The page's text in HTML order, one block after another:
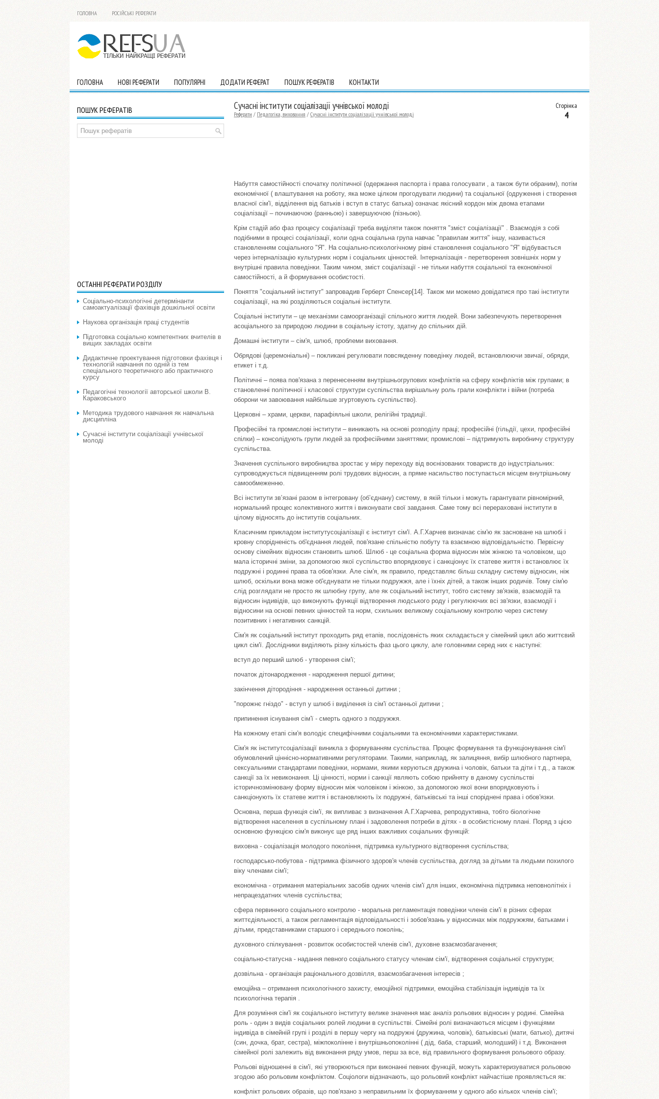
ГОЛОВНА РОСІЙСЬКІ РЕФЕРАТИ
ГОЛОВНА НОВІ РЕФЕРАТИ ПОПУЛЯРНІ ДОДАТИ РЕФЕРАТ ПОШУК РЕФЕРАТІВ КОНТАКТИ
Сторінка
4
Сучасні інститути соціалізації учнівської молоді
Реферати / Педагогіка, виховання / Сучасні інститути соціалізації учнівської молоді
Набуття самостійності спочатку політичної (одержання паспорта і права голосувати , а також бути обраним), потім
економічної ( влаштування на роботу, яка може цілком прогодувати людини) та соціальної (одруження і створення
власної сім'ї, відділення від батьків і вступ в статус батька) означає якісний кордон між двома етапами
соціалізації – починаючою (ранньою) і завершуючою (пізньою).
Крім стадій або фаз процесу соціалізації треба виділяти також поняття "зміст соціалізації" . Взаємодія з собі
подібними в процесі соціалізації, коли одна соціальна група навчає "правилам життя" іншу, називається
становленням соціального "Я". На соціально-психологічному рівні становлення соціального "Я" відбувається
через інтерналізацію культурних норм і соціальних цінностей. Інтерналізація - перетворення зовнішніх норм у
внутрішні правила поведінки. Таким чином, зміст соціалізації - не тільки набуття соціальної та економічної
самостійності, а й формування особистості.
Поняття "соціальний інститут" запровадив Герберт Спенсер[14]. Також ми можемо довідатися про такі інститути
соціалізації, на які розділяються соціальні інститути.
Соціальні інститути – це механізми самоорганізації спільного життя людей. Вони забезпечують перетворення
асоціального за природою людини в соціальну істоту, здатну до спільних дій.
Домашні інститути – сім'я, шлюб, проблеми виховання.
Обрядові (церемоніальні) – покликані регулювати повсякденну поведінку людей, встановлюючи звичаї, обряди,
етикет і т.д.
Політичні – поява пов'язана з перенесенням внутрішньогрупових конфліктів на сферу конфліктів між групами; в
становленні політичної і класової структури суспільства вирішальну роль грали конфлікти і війни (потреба
оборони чи завоювання найбільше згуртовують суспільство).
Церковні – храми, церкви, парафіяльні школи, релігійні традиції.
Професійні та промислові інститути – виникають на основі розподілу праці; професійні (гільдії, цехи, професійні
спілки) – консолідують групи людей за професійними заняттями; промислові – підтримують виробничу структуру
суспільства.
Значення суспільного виробництва зростає у міру переходу від воєнізованих товариств до індустріальних:
супроводжується підвищенням ролі трудових відносин, а пряме насильство поступається місцем внутрішньому
самообмеженню.
Всі інститути зв’язані разом в інтегровану (об’єднану) систему, в якій тільки і можуть гарантувати рівномірний,
нормальний процес колективного життя і виконувати свої завдання. Саме тому всі перераховані інститути в
цілому відносять до інститутів соціальних.
Класичним прикладом інститутусоціалізації є інститут сім'ї. А.Г.Харчев визначає сім'ю як засноване на шлюбі і
кровну спорідненість об'єднання людей, пов'язане спільністю побуту та взаємною відповідальністю. Первісну
основу сімейних відносин становить шлюб. Шлюб - це соціальна форма відносин між жінкою та чоловіком, що
мала історичні зміни, за допомогою якої суспільство впорядковує і санкціонує їх статеве життя і встановлює їх
подружні і родинні права та обов'язки. Але сім'я, як правило, представляє більш складну систему відносин, ніж
шлюб, оскільки вона може об'єднувати не тільки подружжя, але і їхніх дітей, а також інших родичів. Тому сім'ю
слід розглядати не просто як шлюбну групу, але як соціальний інститут, тобто систему зв'язків, взаємодій та
відносин індивідів, що виконують функції відтворення людського роду і регулюючих всі зв'язки, взаємодії і
відносини на основі певних цінностей та норм, схильних великому соціальному контролю через систему
позитивних і негативних санкцій.
Сім'я як соціальний інститут проходить ряд етапів, послідовність яких складається у сімейний цикл або життєвий
цикл сім'ї. Дослідники виділяють різну кількість фаз цього циклу, але головними серед них є наступні:
вступ до перший шлюб - утворення сім'ї;
початок дітонародження - народження першої дитини;
закінчення дітородіння - народження останньої дитини ;
"порожнє гніздо" - вступ у шлюб і виділення із сім'ї останньої дитини ;
припинення існування сім'ї - смерть одного з подружжя.
На кожному етапі сім'я володіє специфічними соціальними та економічними характеристиками.
Сім'я як інститутсоціалізації виникла з формуванням суспільства. Процес формування та функціонування сім'ї
обумовлений ціннісно-нормативними регуляторами. Такими, наприклад, як залицяння, вибір шлюбного партнера,
сексуальними стандартами поведінки, нормами, якими керуються дружина і чоловік, батьки та діти і т.д., а також
санкції за їх невиконання. Ці цінності, норми і санкції являють собою прийняту в даному суспільстві
історичнозмінювану форму відносин між чоловіком і жінкою, за допомогою якої вони впорядковують і
санкціонують їх статеве життя і встановлюють їх подружні, батьківські та інші споріднені права і обов'язки.
Основна, перша функція сім'ї, як випливає з визначення А.Г.Харчева, репродуктивна, тобто біологічне
відтворення населення в суспільному плані і задоволення потреби в дітях - в особистісному плані. Поряд з цією
основною функцією сім'я виконує ще ряд інших важливих соціальних функцій:
виховна - соціалізація молодого покоління, підтримка культурного відтворення суспільства;
господарсько-побутова - підтримка фізичного здоров'я членів суспільства, догляд за дітьми та людьми похилого
віку членами сім'ї;
економічна - отримання матеріальних засобів одних членів сім'ї для інших, економічна підтримка неповнолітніх і
непрацездатних членів суспільства;
сфера первинного соціального контролю - моральна регламентація поведінки членів сім'ї в різних сферах
життєдіяльності, а також регламентація відповідальності і зобов'язань у відносинах між подружжям, батьками і
дітьми, представниками старшого і середнього поколінь;
духовного спілкування - розвиток особистостей членів сім'ї, духовне взаємозбагачення;
соціально-статусна - надання певного соціального статусу членам сім'ї, відтворення соціальної структури;
дозвільна - організація раціонального дозвілля, взаємозбагачення інтересів ;
емоційна – отримання психологічного захисту, емоційної підтримки, емоційна стабілізація індивідів та їх
психологічна терапія .
Для розуміння сім'ї як соціального інституту велике значення має аналіз рольових відносин у родині. Сімейна
роль - один з видів соціальних ролей людини в суспільстві. Сімейні ролі визначаються місцем і функціями
індивіда в сімейній групі і розділі в першу чергу на подружні (дружина, чоловік), батьківські (мати, батько), дитячі
(син, дочка, брат, сестра), міжпоколінне і внутрішньопоколінні ( дід, баба, старший, молодший) і т.д. Виконання
сімейної ролі залежить від виконання ряду умов, перш за все, від правильного формування рольового образу.
Рольові відношенні в сім'ї, які утворюються при виконанні певних функцій, можуть характеризуватися рольовою
згодою або рольовим конфліктом. Соціологи відзначають, що рольовий конфлікт найчастіше проявляється як:
конфлікт рольових образів, що пов'язано з неправильним їх формуванням у одного або кількох членів сім'ї;
ПОШУК РЕФЕРАТІВ
ОСТАННІ РЕФЕРАТИ РОЗДІЛУ
Соціально-психологічні детермінанти
самоактуалізації фахівців дошкільної освіти
Наукова організація праці студентів
Підготовка соціально компетентних вчителів в
вищих закладах освіти
Дидактичне проектування підготовки фахівця і
технологій навчання по одній із тем
спеціального теоретичного або практичного
курсу
Педагогічні технології авторської школи В.
Караковського
Методика трудового навчання як навчальна
дисципліна
Сучасні інститути соціалізації учнівської
молоді